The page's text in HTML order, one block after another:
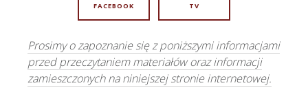
FACEBOOK TV
Prosimy o zapoznanie się z poniższymi informacjami
przed przeczytaniem materiałów oraz informacji
zamieszczonych na niniejszej stronie internetowej.